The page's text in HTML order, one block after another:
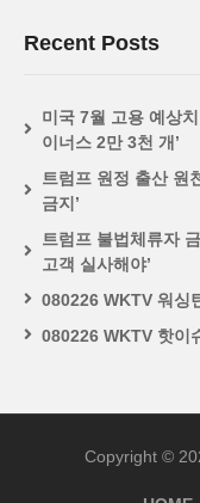
Recent Posts
미국 7월 고용 예상
이너스 2만 3천 개’
트럼프 원정 출산 원
금지’
트럼프 불법체류자
고객 실사해야’
080226 WKTV 워싱
080226 WKTV 핫이
Copyright ©